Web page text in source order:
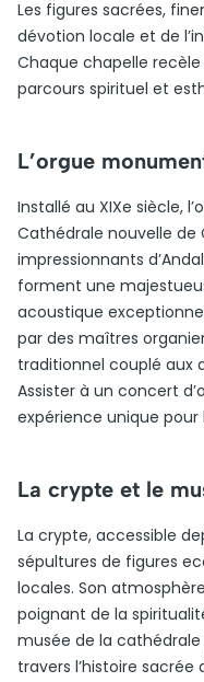
Les figures sacrées,
dévotion locale et de
Chaque chapelle
parcours spirituel et
L’orgue
Installé au XIXe siècle,
Cathédrale nouvelle de
impressionnants
forment une
acoustique
par des maîtres
traditionnel couplé aux
Assister à un concert
expérience unique
La crypte et le
La crypte, accessible
sépultures de figures
locales. Son
poignant de la
musée de la
travers l’histoire sacrée